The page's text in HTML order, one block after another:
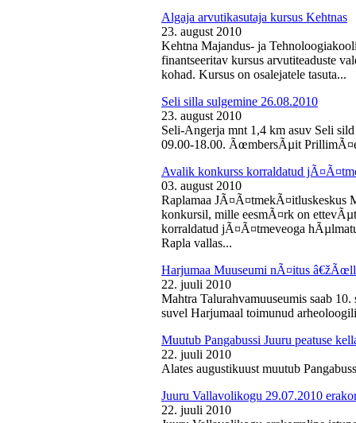
Algaja arvutikasutaja kursus Kehtnas
23. august 2010
Kehtna Majandus- ja
finantseeritav kursus arvutiteaduste
kohad. Kursus on osalejatele tasuta...
Seli silla sulgemine 26.08.2010
23. august 2010
Seli-Angerja mnt 1,4 km asuv Seli
09.00-18.00. ÃœmbersÃµit
Avalik konkurss korraldatud
03. august 2010
Raplamaa JÃ¤Ã¤tmekÃ¤itluskeskus
konkursil, mille eesmÃ¤rk on
korraldatud jÃ¤Ã¤tmeveoga
Rapla vallas...
Harjumaa Muuseumi nÃ¤itus
22. juuli 2010
Mahtra Talurahvamuuseumis saab
suvel Harjumaal toimunud
Muutub Pangabussi Juuru peatuse
22. juuli 2010
Alates augustikuust muutub
Juuru Vallavolikogu 29.07.2010
22. juuli 2010